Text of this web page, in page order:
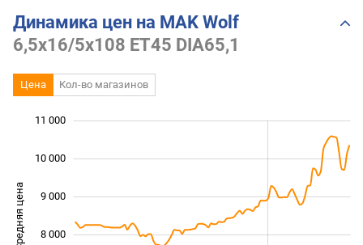
Динамика цен на MAK Wolf
6,5x16/5x108 ET45 DIA65,1
Цена Кол-во магазинов
Средняя цена 8 000
9 000
10 000
11 000